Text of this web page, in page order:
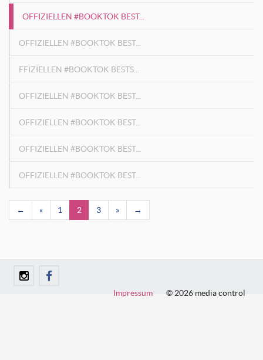
OFFIZIELLEN #BOOKTOK BEST...
OFFIZIELLEN #BOOKTOK BEST...
FFIZIELLEN #BOOKTOK BESTS...
OFFIZIELLEN #BOOKTOK BEST...
OFFIZIELLEN #BOOKTOK BEST...
OFFIZIELLEN #BOOKTOK BEST...
OFFIZIELLEN #BOOKTOK BEST...
← « 1 2 3 » →
Impressum © 2026 media control